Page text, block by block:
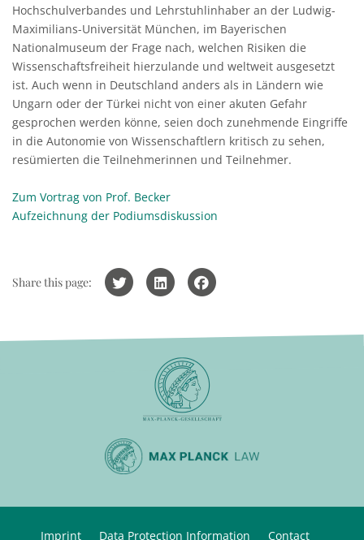
Hochschulverbandes und Lehrstuhlinhaber an der Ludwig-
Maximilians-Universität München, im Bayerischen
Nationalmuseum der Frage nach, welchen Risiken die
Wissenschaftsfreiheit hierzulande und weltweit ausgesetzt
ist. Auch wenn in Deutschland anders als in Ländern wie
Ungarn oder der Türkei nicht von einer akuten Gefahr
gesprochen werden könne, seien doch zunehmende Eingriffe
in die Autonomie von Wissenschaftlern kritisch zu sehen,
resümierten die Teilnehmerinnen und Teilnehmer.
Zum Vortrag von Prof. Becker
Aufzeichnung der Podiumsdiskussion
Share this page:
Imprint Data Protection Information Contact